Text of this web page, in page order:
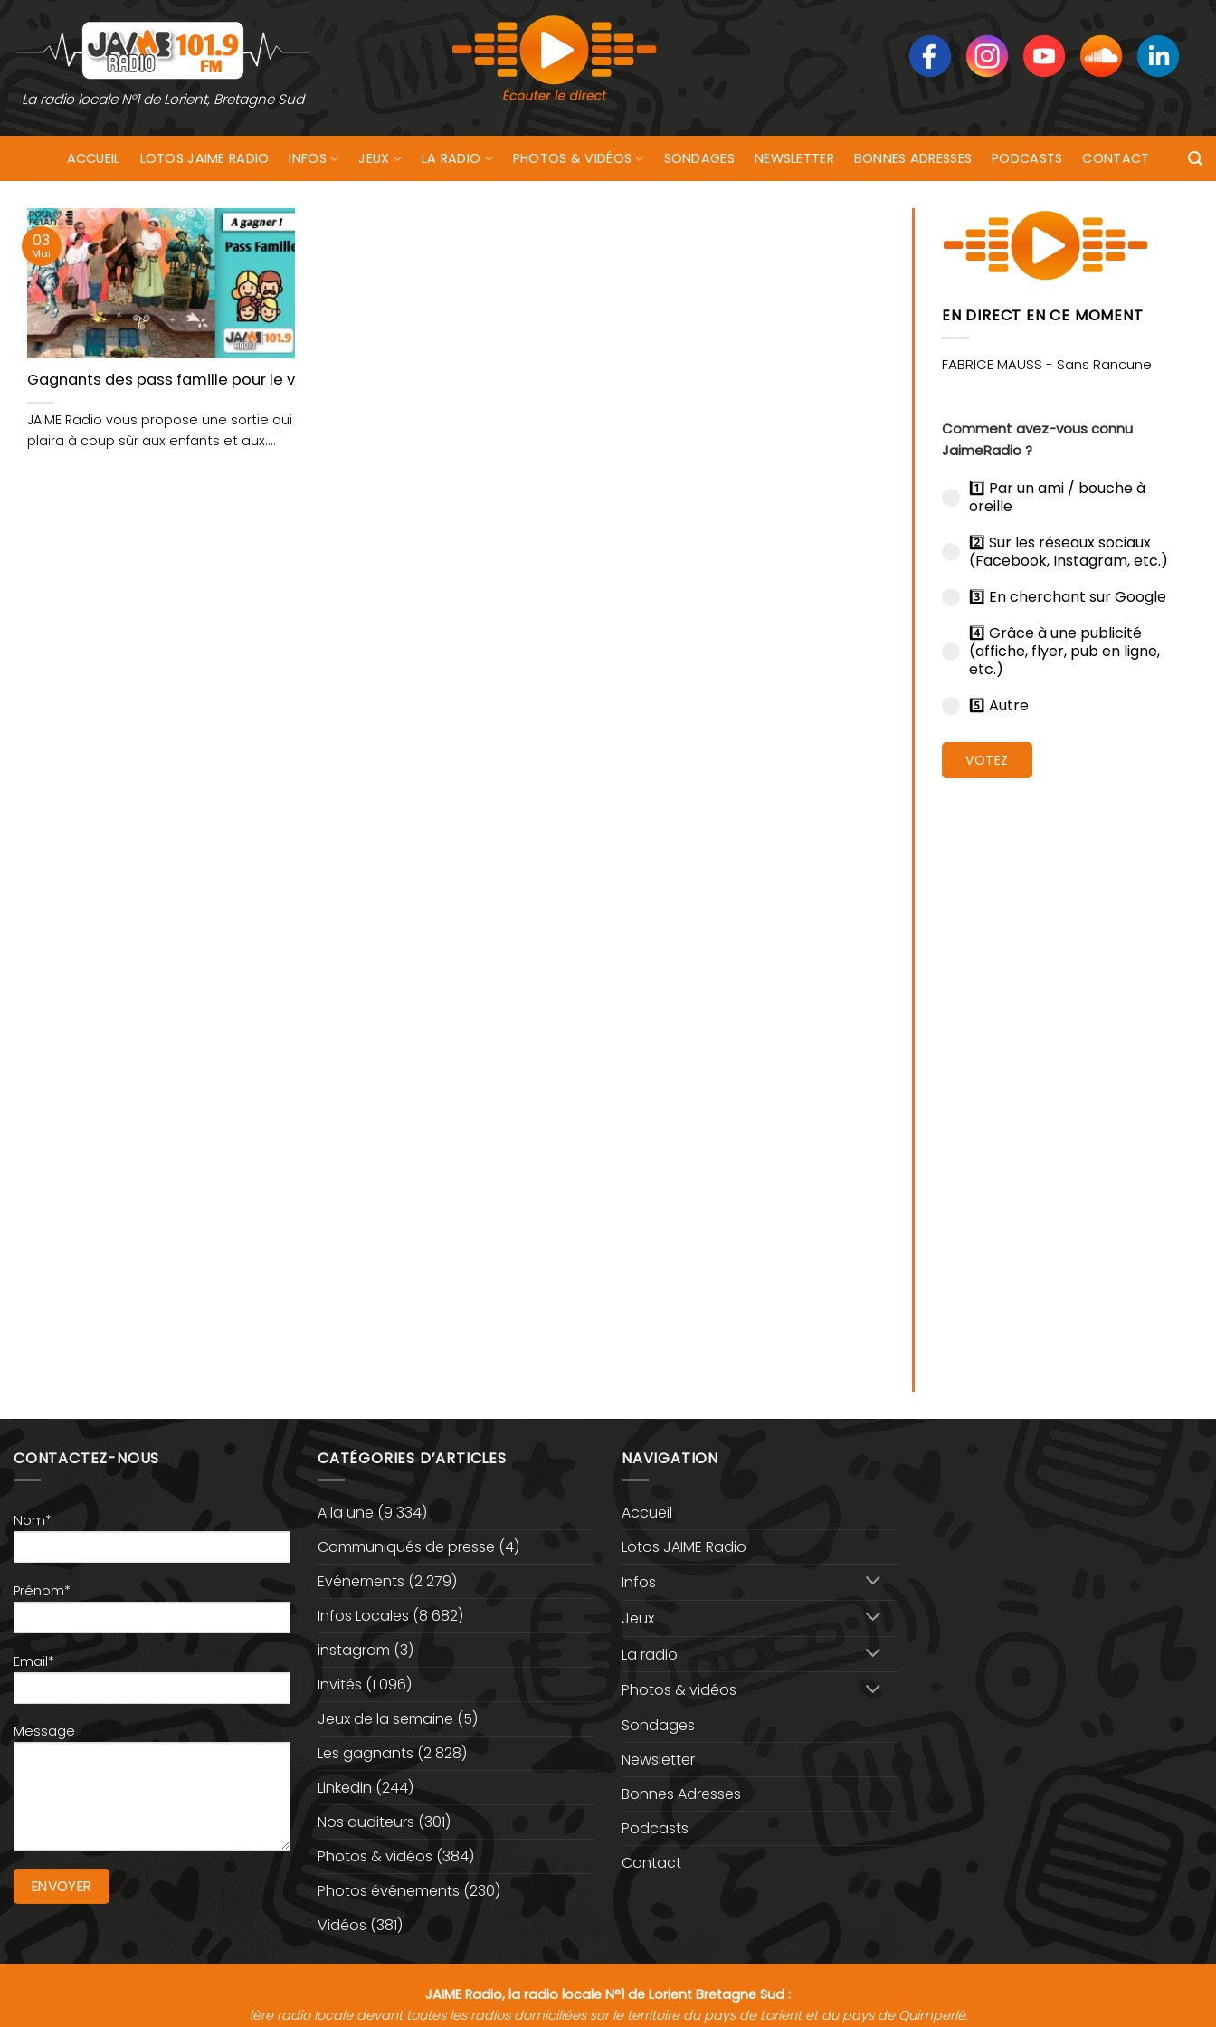
contenu
La radio locale N°1 de Lorient, Bretagne Sud
ACCUEIL LOTOS JAIME RADIO INFOS JEUX LA RADIO PHOTOS & VIDÉOS SONDAGES NEWSLETTER BONNES ADRESSES PODCASTS CONTACT
Gagnants des pass famille pour le village de Poul Fétan !
JAIME Radio vous propose une sortie qui
plaira à coup sûr aux enfants et aux....
03
Mai
EN DIRECT EN CE MOMENT
Comment avez-vous connu
JaimeRadio ?
1️⃣ Par un ami / bouche à
oreille
2️⃣ Sur les réseaux sociaux
(Facebook, Instagram, etc.)
3️⃣ En cherchant sur Google
4️⃣ Grâce à une publicité
(affiche, flyer, pub en ligne,
etc.)
5️⃣ Autre
VOTEZ
CONTACTEZ-NOUS
Nom*
Prénom*
Email*
Message
CATÉGORIES D’ARTICLES
A la une (9 334)
Communiqués de presse (4)
Evénements (2 279)
Infos Locales (8 682)
instagram (3)
Invités (1 096)
Jeux de la semaine (5)
Les gagnants (2 828)
Linkedin (244)
Nos auditeurs (301)
Photos & vidéos (384)
Photos événements (230)
Vidéos (381)
NAVIGATION
Accueil
Lotos JAIME Radio
Infos
Jeux
La radio
Photos & vidéos
Sondages
Newsletter
Bonnes Adresses
Podcasts
Contact
JAIME Radio, la radio locale N°1 de Lorient Bretagne Sud :
1ère radio locale devant toutes les radios domiciliées sur le territoire du pays de Lorient et du pays de Quimperlé.